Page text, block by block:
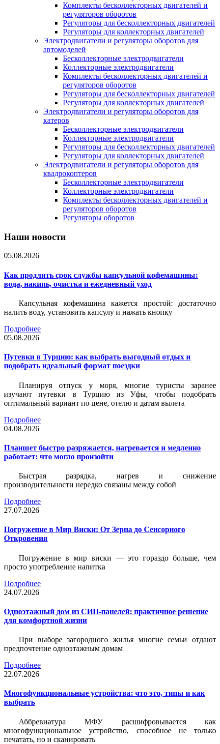
Комплекты бесколлекторных двигателей и
регуляторов оборотов
Регуляторы для бесколлекторных двигателей
Регуляторы для коллекторных двигателей
Электродвигатели и регуляторы оборотов для
автомоделей
Бесколлекторные электродвигатели
Коллекторные электродвигатели
Комплекты бесколлекторных двигателей и
регуляторов оборотов
Регуляторы для бесколлекторных двигателей
Регуляторы для коллекторных двигателей
Электродвигатели и регуляторы оборотов для
катеров
Бесколлекторные электродвигатели
Коллекторные электродвигатели
Регуляторы для бесколлекторных двигателей
Регуляторы для коллекторных двигателей
Электродвигатели и регуляторы оборотов для
квадрокоптеров
Бесколлекторные электродвигатели
Коллекторные электродвигатели
Комплекты бесколлекторных двигателей и
регуляторов оборотов
Регуляторы оборотов
Наши новости
05.08.2026
Как продлить срок службы капсульной кофемашины:
вода, накипь, очистка и ежедневный уход
Капсульная кофемашина кажется простой: достаточно
налить воду, установить капсулу и нажать кнопку
Подробнее
05.08.2026
Путевки в Турцию: как выбрать выгодный отдых и
подобрать идеальный формат поездки
Планируя отпуск у моря, многие туристы заранее
изучают путевки в Турцию из Уфы, чтобы подобрать
оптимальный вариант по цене, отелю и датам вылета
Подробнее
04.08.2026
Планшет быстро разряжается, нагревается и медленно
работает: что могло произойти
Быстрая разрядка, нагрев и снижение
производительности нередко связаны между собой
Подробнее
27.07.2026
Погружение в Мир Виски: От Зерна до Сенсорного
Откровения
Погружение в мир виски — это гораздо больше, чем
просто употребление напитка
Подробнее
24.07.2026
Одноэтажный дом из СИП-панелей: практичное решение
для комфортной жизни
При выборе загородного жилья многие семьи отдают
предпочтение одноэтажным домам
Подробнее
22.07.2026
Многофункциональные устройства: что это, типы и как
выбрать
Аббревиатура МФУ расшифровывается как
многофункциональное устройство, способное не только
печатать, но и сканировать